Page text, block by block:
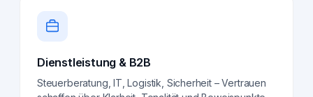
Dienstleistung & B2B
Steuerberatung, IT, Logistik, Sicherheit – Vertrauen